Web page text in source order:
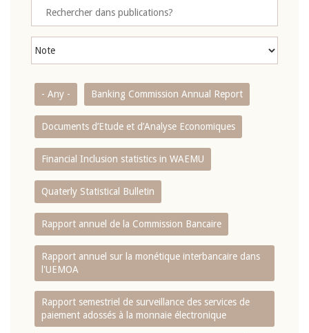
- Any - Banking Commission Annual Report
Documents d’Etude et d’Analyse Economiques
Financial Inclusion statistics in WAEMU
Quaterly Statistical Bulletin
Rapport annuel de la Commission Bancaire
Rapport annuel sur la monétique interbancaire dans
l'UEMOA
Rapport semestriel de surveillance des services de
paiement adossés à la monnaie électronique